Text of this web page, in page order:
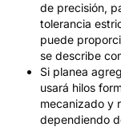
de precisión,
tolerancia
puede
se describe
Si planea
usará hilos
mecanizado y
dependiendo